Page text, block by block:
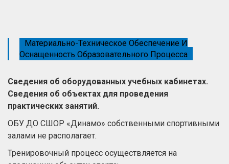
Материально-Техническое Обеспечение И
Оснащенность Образовательного Процесса
Сведения об оборудованных учебных кабинетах.
Сведения об объектах для проведения
практических занятий.
ОБУ ДО СШОР «Динамо» собственными спортивными
залами не располагает.
Тренировочный процесс осуществляется на